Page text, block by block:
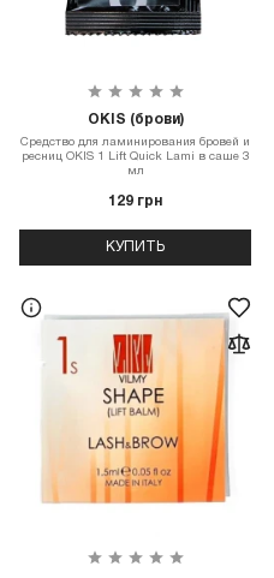
OKIS (брови)
Средство для ламинирования бровей и
ресниц OKIS 1 Lift Quick Lami в саше 3
мл
129 грн
КУПИТЬ